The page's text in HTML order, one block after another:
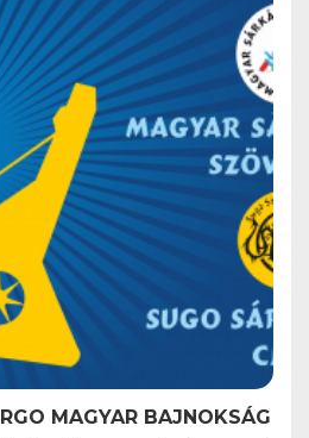
MAGYAR BAJNOKSÁG